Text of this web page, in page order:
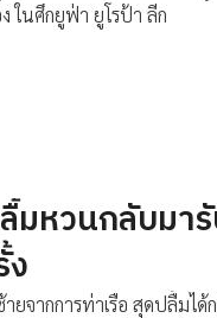
ในศึกยูฟ่า ยูโรป้า ลีก
มหวนกลับมา
ยจากการท่าเรือ สุดปลื้มได้